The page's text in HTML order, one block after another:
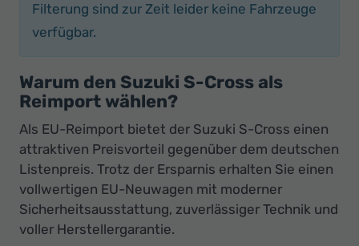
Filterung sind zur Zeit leider keine Fahrzeuge
verfügbar.
Warum den Suzuki S-Cross als
Reimport wählen?
Als EU-Reimport bietet der Suzuki S-Cross einen
attraktiven Preisvorteil gegenüber dem deutschen
Listenpreis. Trotz der Ersparnis erhalten Sie einen
vollwertigen EU-Neuwagen mit moderner
Sicherheitsausstattung, zuverlässiger Technik und
voller Herstellergarantie.